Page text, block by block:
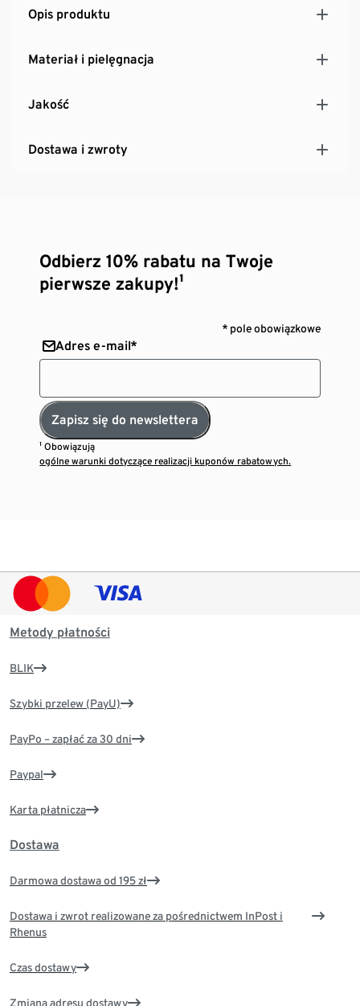
Opis produktu
Materiał i pielęgnacja
Jakość
Dostawa i zwroty
Odbierz 10% rabatu na Twoje
pierwsze zakupy!¹
* pole obowiązkowe
Adres e-mail*
Zapisz się do newslettera
¹ Obowiązują
ogólne warunki dotyczące realizacji kuponów rabatowych.
Metody płatności
BLIK
Szybki przelew (PayU)
PayPo – zapłać za 30 dni
Paypal
Karta płatnicza
Dostawa
Darmowa dostawa od 195 zł
Dostawa i zwrot realizowane za pośrednictwem InPost i
Rhenus
Czas dostawy
Zmiana adresu dostawy